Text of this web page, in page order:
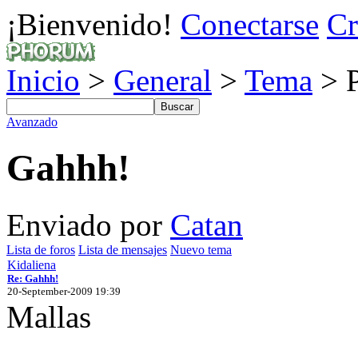
¡Bienvenido! Conectarse
Inicio > General > Tema >
Avanzado
Gahhh!
Enviado por Catan
Lista de foros Lista de mensajes Nuevo tema
Kidaliena
Re: Gahhh!
20-September-2009 19:39
Mallas